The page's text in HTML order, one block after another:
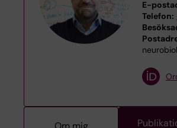
E-
Telefon: